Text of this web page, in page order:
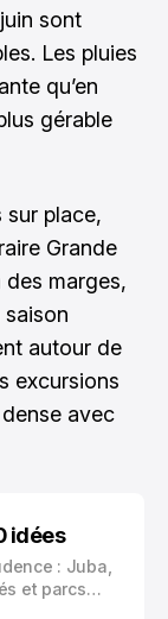
sont
Les pluies
qu’en
gérable
place,
Grande
marges,
saison
autour de
excursions
avec
idées
: Juba,
et parcs